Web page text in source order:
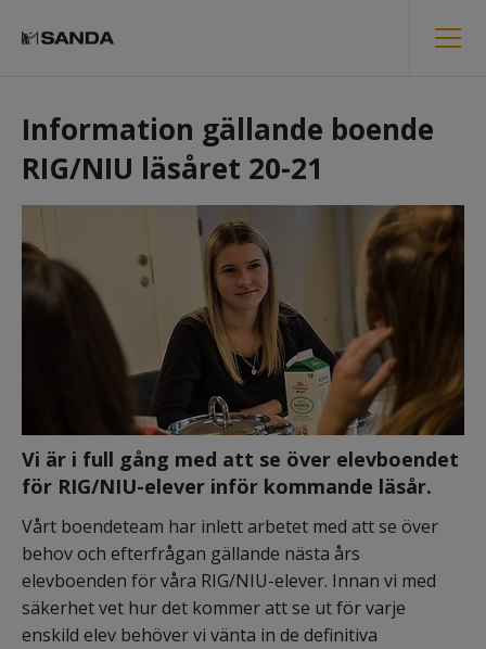
Information gällande boende
RIG/NIU läsåret 20-21
Vi är i full gång med att se över elevboendet
för RIG/NIU-elever inför kommande läsår.
Vårt boendeteam har inlett arbetet med att se över
behov och efterfrågan gällande nästa års
elevboenden för våra RIG/NIU-elever. Innan vi med
säkerhet vet hur det kommer att se ut för varje
enskild elev behöver vi vänta in de definitiva